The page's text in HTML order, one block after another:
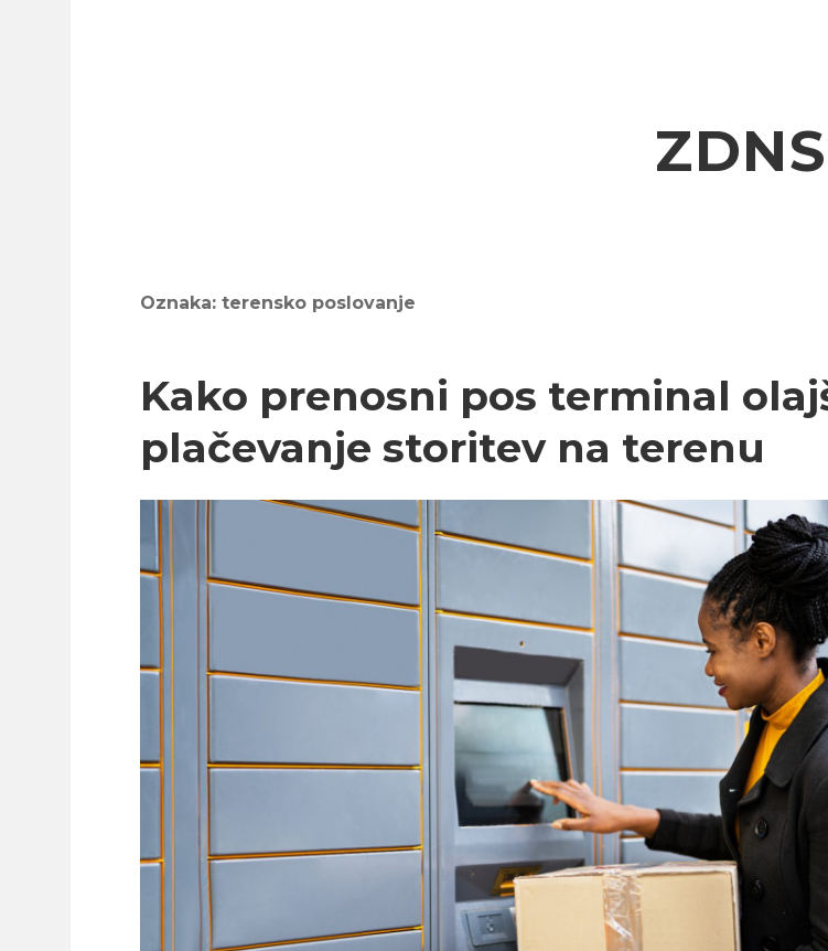
ZDNS
Oznaka: terensko poslovanje
Kako prenosni pos terminal
plačevanje storitev na terenu